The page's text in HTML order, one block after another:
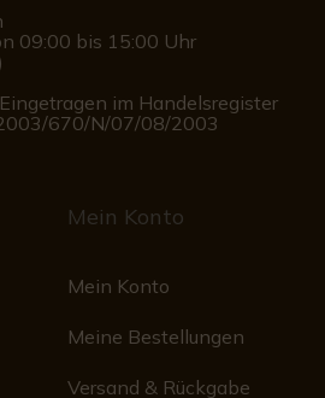
09:00 bis 15:00 Uhr
im Handelsregister
670/N/07/08/2003
Mein Konto
Mein Konto
Meine Bestellungen
Versand & Rückgabe